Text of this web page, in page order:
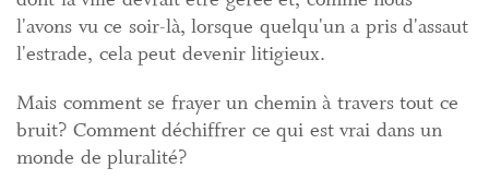
l'avons vu ce soir-là, lorsque quelqu'un a pris d'assaut
l'estrade, cela peut devenir litigieux.
Mais comment se frayer un chemin à travers tout ce
bruit? Comment déchiffrer ce qui est vrai dans un
monde de pluralité?